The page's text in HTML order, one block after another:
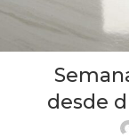
desde